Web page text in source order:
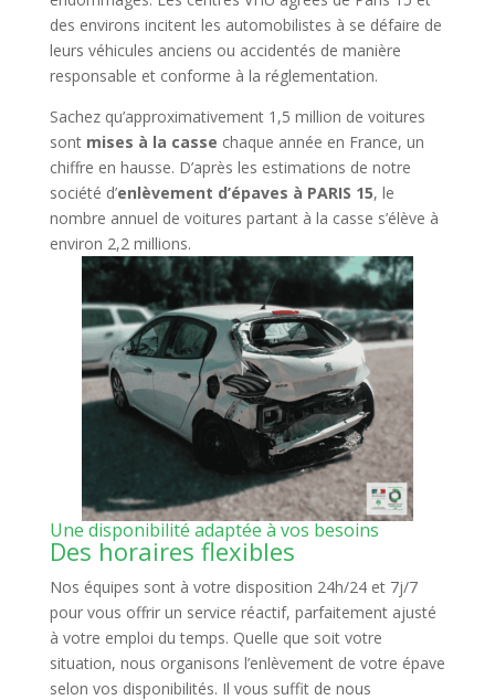
des environs incitent les automobilistes à se défaire de
leurs véhicules anciens ou accidentés de manière
responsable et conforme à la réglementation.
Sachez qu’approximativement 1,5 million de voitures
sont mises à la casse chaque année en France, un
chiffre en hausse. D’après les estimations de notre
société d’enlèvement d’épaves à PARIS 15, le
nombre annuel de voitures partant à la casse s’élève à
environ 2,2 millions.
Une disponibilité adaptée à vos besoins
Des horaires flexibles
Nos équipes sont à votre disposition 24h/24 et 7j/7
pour vous offrir un service réactif, parfaitement ajusté
à votre emploi du temps. Quelle que soit votre
situation, nous organisons l’enlèvement de votre épave
selon vos disponibilités. Il vous suffit de nous